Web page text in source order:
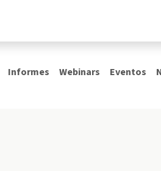
Informes Webinars Eventos